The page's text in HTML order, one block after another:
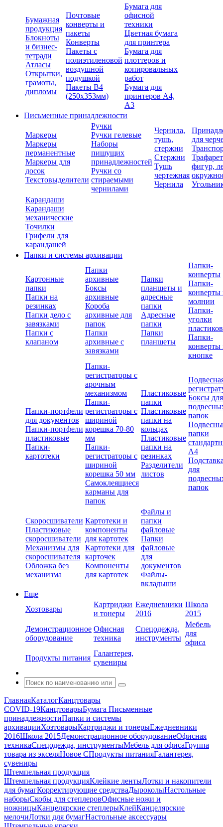
Бумажная
продукция
Блокноты
и бизнес-
тетради
Атласы
Открытки,
грамоты,
дипломы
Почтовые
конверты и
пакеты
Конверты
Пакеты с
полиэтиленовой
воздушной
подушкой
Пакеты В4
(250х353мм)
Бумага для
офисной
техники
Цветная бумага
для принтера
Бумага для
плоттеров и
копировальных
работ
Бумага для
принтеров А4,
А3
Письменные принадлежности
Маркеры
Маркеры
перманентные
Маркеры для
досок
Текстовыделители
Ручки
Ручки гелевые
Наборы
пишущих
принадлежностей
Ручки со
стираемыми
чернилами
Чернила,
тушь,
стержни
Стержни
Тушь
чертежная
Чернила
для
фигур,
Карандаши
Карандаши
механические
Точилки
Грифели для
карандашей
Папки и системы архивации
Картонные
папки
Папки на
резинках
Папки дело с
завязками
Папки с
клапаном
Папки
архивные
Боксы
архивные
Короба
архивные для
папок
Папки
архивные с
завязками
Папки
планшеты и
адресные
папки
Адресные
папки
Папки
планшеты
Папки-
конверты
Папки-
конверты
молнии
Папки-
уголки
Папки-
конверты
кнопке
Папки-портфели
для документов
Папки-портфели
пластиковые
Папки-
картотеки
Папки-
регистраторы с
арочным
механизмом
Папки-
регистраторы с
шириной
корешка 70-80
мм
Папки-
регистраторы с
шириной
корешка 50 мм
Самоклеящиеся
карманы для
папок
Пластиковые
папки
Пластиковые
папки на
кольцах
Пластиковые
папки на
резинках
Разделители
листов
Боксы для
папок
папки
А4
для
папок
Скоросшиватели
Пластиковые
скоросшиватели
Механизмы для
скоросшивателя
Обложка без
механизма
Картотеки и
компоненты
для картотек
Картотеки для
карточек
Компоненты
для картотек
Файлы и
папки
файловые
Папки
файловые
для
документов
Файлы-
вкладыши
Еще
Хозтовары
Картриджи
и тонеры
Ежедневники
2016
Школа
2015
Демонстрационное
оборудование
Офисная
техника
Спецодежда,
инструменты
Мебель
для
офиса
Продукты питания
Галантерея,
сувениры
ГлавнаяКаталогКанцтовары
COVID-19КанцтоварыБумага Письменные
принадлежностиПапки и системы
архивацииХозтоварыКартриджи и тонерыЕжедневники
2016Школа 2015Демонстрационное оборудованиеОфисная
техникаСпецодежда, инструментыМебель для офисаГруппа
товара из экселяНовое СПродукты питанияГалантерея,
сувениры
Штемпельная продукция
Штемпельная продукцияКлейкие лентыЛотки и накопители
для бумагКорректирующие средстваДыроколыНастольные
наборыСкобы для степлеровОфисные ножи и
ножницыКанцелярские степлерыКлейКанцелярские
мелочиЛотки для бумагНастольные аксессуары